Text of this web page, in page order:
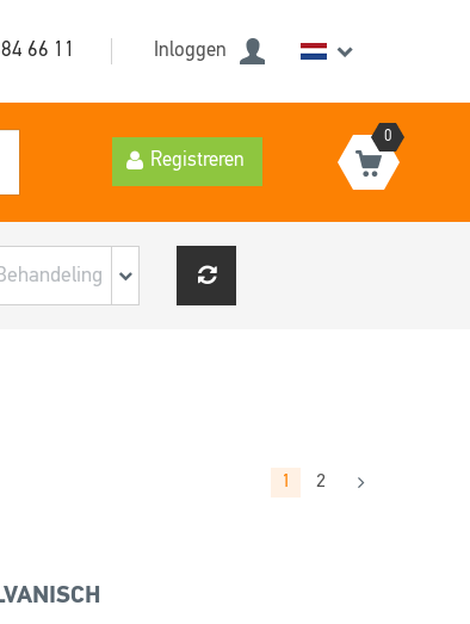
66 11 Inloggen
Registreren
0
1 2